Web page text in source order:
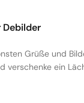
Debilder
Grüße und
verschenke ein